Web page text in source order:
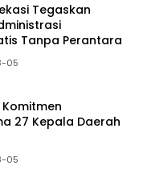
Tegaskan
Tanpa Perantara
05
27 Kepala Daerah
05